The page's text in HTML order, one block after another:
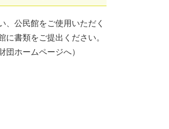
、公民館をご使用いただく
書類をご提出ください。
ホームページへ）